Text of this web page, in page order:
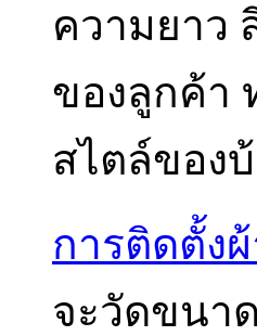
ความยาว
ของลูกค้า
สไตล์ของ
การติดตั้ง
จะวัดขนา